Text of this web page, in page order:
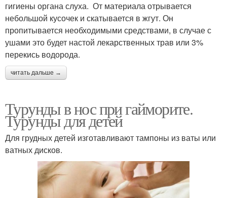
гигиены органа слуха. От материала отрывается
небольшой кусочек и скатывается в жгут. Он
пропитывается необходимыми средствами, в случае с
ушами это будет настой лекарственных трав или 3%
перекись водорода.
читать дальше →
Турунды в нос при гайморите.
Турунды для детей
Для грудных детей изготавливают тампоны из ваты или
ватных дисков.